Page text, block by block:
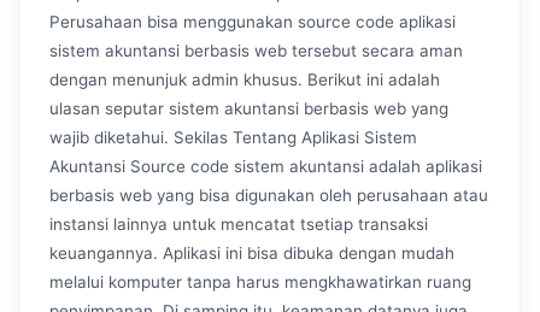
Perusahaan bisa menggunakan source code aplikasi
sistem akuntansi berbasis web tersebut secara aman
dengan menunjuk admin khusus. Berikut ini adalah
ulasan seputar sistem akuntansi berbasis web yang
wajib diketahui. Sekilas Tentang Aplikasi Sistem
Akuntansi Source code sistem akuntansi adalah aplikasi
berbasis web yang bisa digunakan oleh perusahaan atau
instansi lainnya untuk mencatat tsetiap transaksi
keuangannya. Aplikasi ini bisa dibuka dengan mudah
melalui komputer tanpa harus mengkhawatirkan ruang